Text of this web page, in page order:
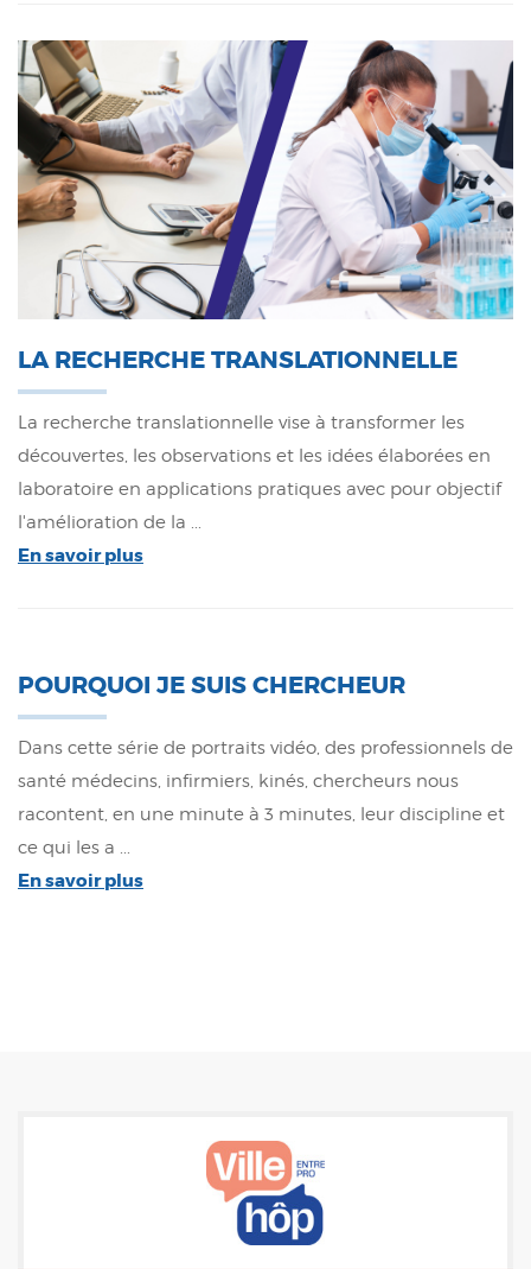
LA RECHERCHE TRANSLATIONNELLE
La recherche translationnelle vise à transformer les
découvertes, les observations et les idées élaborées en
laboratoire en applications pratiques avec pour objectif
l'amélioration de la ...
En savoir plus
POURQUOI JE SUIS CHERCHEUR
Dans cette série de portraits vidéo, des professionnels de
santé médecins, infirmiers, kinés, chercheurs nous
racontent, en une minute à 3 minutes, leur discipline et
ce qui les a ...
En savoir plus